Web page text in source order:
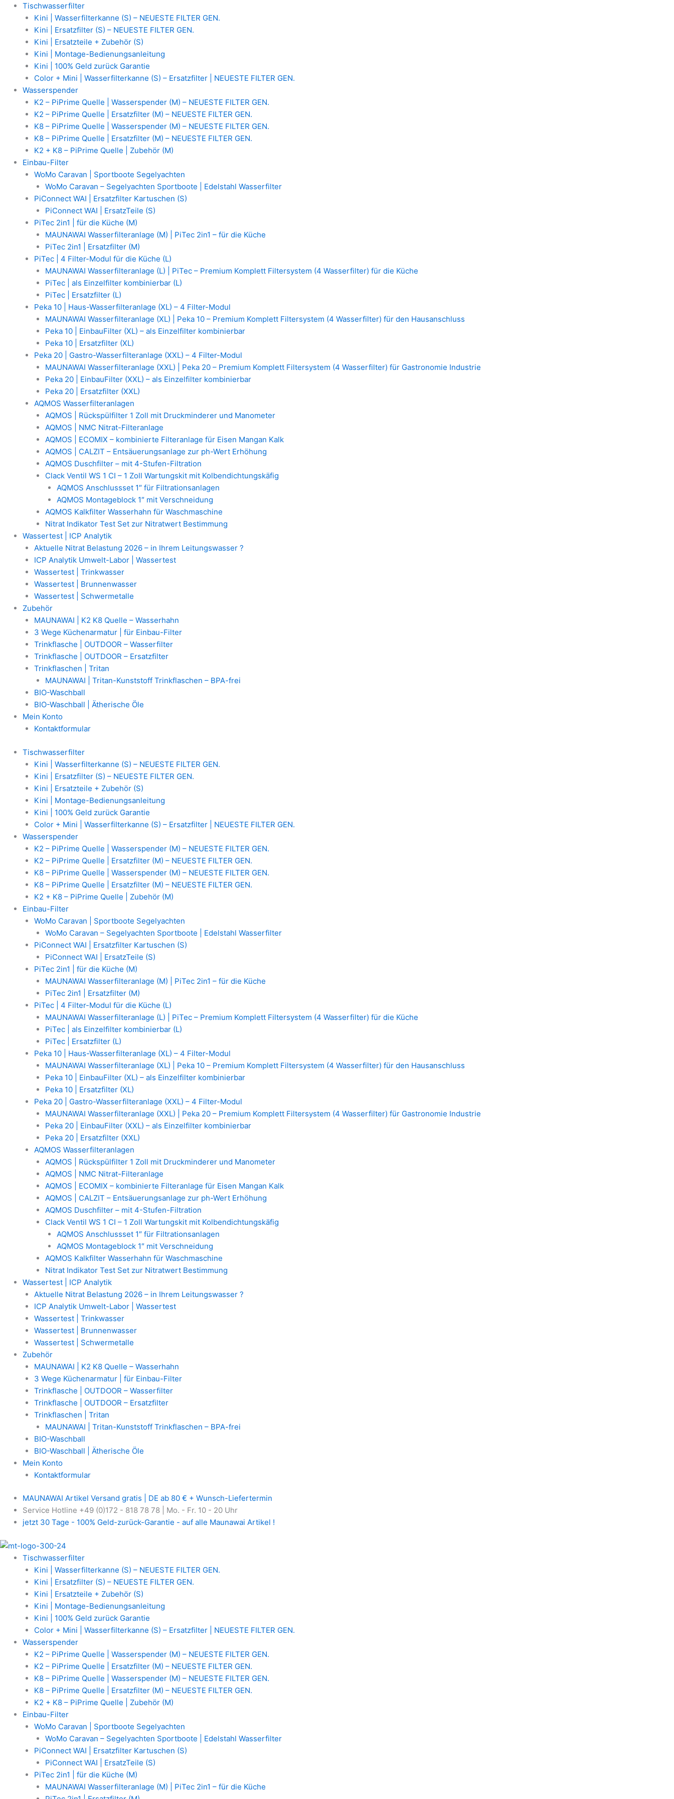
Zum
springen
Tischwasserfilter
Kini | Wasserfilterkanne (S) – NEUESTE FILTER GEN.
Kini | Ersatzfilter (S) – NEUESTE FILTER GEN.
Kini | Ersatzteile + Zubehör (S)
Kini | Montage-Bedienungsanleitung
Kini | 100% Geld zurück Garantie
Color + Mini | Wasserfilterkanne (S) – Ersatzfilter | NEUESTE FILTER GEN.
Wasserspender
K2 – PiPrime Quelle | Wasserspender (M) – NEUESTE FILTER GEN.
K2 – PiPrime Quelle | Ersatzfilter (M) – NEUESTE FILTER GEN.
K8 – PiPrime Quelle | Wasserspender (M) – NEUESTE FILTER GEN.
K8 – PiPrime Quelle | Ersatzfilter (M) – NEUESTE FILTER GEN.
K2 + K8 – PiPrime Quelle | Zubehör (M)
Einbau-Filter
WoMo Caravan | Sportboote Segelyachten
WoMo Caravan – Segelyachten Sportboote | Edelstahl Wasserfilter
PiConnect WAI | Ersatzfilter Kartuschen (S)
PiConnect WAI | ErsatzTeile (S)
PiTec 2in1 | für die Küche (M)
MAUNAWAI Wasserfilteranlage (M) | PiTec 2in1 – für die Küche
PiTec 2in1 | Ersatzfilter (M)
PiTec | 4 Filter-Modul für die Küche (L)
MAUNAWAI Wasserfilteranlage (L) | PiTec – Premium Komplett Filtersystem (4 Wasserfilter) für die Küche
PiTec | als Einzelfilter kombinierbar (L)
PiTec | Ersatzfilter (L)
Peka 10 | Haus-Wasserfilteranlage (XL) – 4 Filter-Modul
MAUNAWAI Wasserfilteranlage (XL) | Peka 10 – Premium Komplett Filtersystem (4 Wasserfilter) für den Hausanschluss
Peka 10 | EinbauFilter (XL) – als Einzelfilter kombinierbar
Peka 10 | Ersatzfilter (XL)
Peka 20 | Gastro-Wasserfilteranlage (XXL) – 4 Filter-Modul
MAUNAWAI Wasserfilteranlage (XXL) | Peka 20 – Premium Komplett Filtersystem (4 Wasserfilter) für Gastronomie Industrie
Peka 20 | EinbauFilter (XXL) – als Einzelfilter kombinierbar
Peka 20 | Ersatzfilter (XXL)
AQMOS Wasserfilteranlagen
AQMOS | Rückspülfilter 1 Zoll mit Druckminderer und Manometer
AQMOS | NMC Nitrat-Filteranlage
AQMOS | ECOMIX – kombinierte Filteranlage für Eisen Mangan Kalk
AQMOS | CALZIT – Entsäuerungsanlage zur ph-Wert Erhöhung
AQMOS Duschfilter – mit 4-Stufen-Filtration
Clack Ventil WS 1 CI – 1 Zoll Wartungskit mit Kolbendichtungskäfig
AQMOS Anschlussset 1″ für Filtrationsanlagen
AQMOS Montageblock 1″ mit Verschneidung
AQMOS Kalkfilter Wasserhahn für Waschmaschine
Nitrat Indikator Test Set zur Nitratwert Bestimmung
Wassertest | ICP Analytik
Aktuelle Nitrat Belastung 2026 – in Ihrem Leitungswasser ?
ICP Analytik Umwelt-Labor | Wassertest
Wassertest | Trinkwasser
Wassertest | Brunnenwasser
Wassertest | Schwermetalle
Zubehör
MAUNAWAI | K2 K8 Quelle – Wasserhahn
3 Wege Küchenarmatur | für Einbau-Filter
Trinkflasche | OUTDOOR – Wasserfilter
Trinkflasche | OUTDOOR – Ersatzfilter
Trinkflaschen | Tritan
MAUNAWAI | Tritan-Kunststoff Trinkflaschen – BPA-frei
BIO-Waschball
BIO-Waschball | Ätherische Öle
Mein Konto
Kontaktformular
Tischwasserfilter
Kini | Wasserfilterkanne (S) – NEUESTE FILTER GEN.
Kini | Ersatzfilter (S) – NEUESTE FILTER GEN.
Kini | Ersatzteile + Zubehör (S)
Kini | Montage-Bedienungsanleitung
Kini | 100% Geld zurück Garantie
Color + Mini | Wasserfilterkanne (S) – Ersatzfilter | NEUESTE FILTER GEN.
Wasserspender
K2 – PiPrime Quelle | Wasserspender (M) – NEUESTE FILTER GEN.
K2 – PiPrime Quelle | Ersatzfilter (M) – NEUESTE FILTER GEN.
K8 – PiPrime Quelle | Wasserspender (M) – NEUESTE FILTER GEN.
K8 – PiPrime Quelle | Ersatzfilter (M) – NEUESTE FILTER GEN.
K2 + K8 – PiPrime Quelle | Zubehör (M)
Einbau-Filter
WoMo Caravan | Sportboote Segelyachten
WoMo Caravan – Segelyachten Sportboote | Edelstahl Wasserfilter
PiConnect WAI | Ersatzfilter Kartuschen (S)
PiConnect WAI | ErsatzTeile (S)
PiTec 2in1 | für die Küche (M)
MAUNAWAI Wasserfilteranlage (M) | PiTec 2in1 – für die Küche
PiTec 2in1 | Ersatzfilter (M)
PiTec | 4 Filter-Modul für die Küche (L)
MAUNAWAI Wasserfilteranlage (L) | PiTec – Premium Komplett Filtersystem (4 Wasserfilter) für die Küche
PiTec | als Einzelfilter kombinierbar (L)
PiTec | Ersatzfilter (L)
Peka 10 | Haus-Wasserfilteranlage (XL) – 4 Filter-Modul
MAUNAWAI Wasserfilteranlage (XL) | Peka 10 – Premium Komplett Filtersystem (4 Wasserfilter) für den Hausanschluss
Peka 10 | EinbauFilter (XL) – als Einzelfilter kombinierbar
Peka 10 | Ersatzfilter (XL)
Peka 20 | Gastro-Wasserfilteranlage (XXL) – 4 Filter-Modul
MAUNAWAI Wasserfilteranlage (XXL) | Peka 20 – Premium Komplett Filtersystem (4 Wasserfilter) für Gastronomie Industrie
Peka 20 | EinbauFilter (XXL) – als Einzelfilter kombinierbar
Peka 20 | Ersatzfilter (XXL)
AQMOS Wasserfilteranlagen
AQMOS | Rückspülfilter 1 Zoll mit Druckminderer und Manometer
AQMOS | NMC Nitrat-Filteranlage
AQMOS | ECOMIX – kombinierte Filteranlage für Eisen Mangan Kalk
AQMOS | CALZIT – Entsäuerungsanlage zur ph-Wert Erhöhung
AQMOS Duschfilter – mit 4-Stufen-Filtration
Clack Ventil WS 1 CI – 1 Zoll Wartungskit mit Kolbendichtungskäfig
AQMOS Anschlussset 1″ für Filtrationsanlagen
AQMOS Montageblock 1″ mit Verschneidung
AQMOS Kalkfilter Wasserhahn für Waschmaschine
Nitrat Indikator Test Set zur Nitratwert Bestimmung
Wassertest | ICP Analytik
Aktuelle Nitrat Belastung 2026 – in Ihrem Leitungswasser ?
ICP Analytik Umwelt-Labor | Wassertest
Wassertest | Trinkwasser
Wassertest | Brunnenwasser
Wassertest | Schwermetalle
Zubehör
MAUNAWAI | K2 K8 Quelle – Wasserhahn
3 Wege Küchenarmatur | für Einbau-Filter
Trinkflasche | OUTDOOR – Wasserfilter
Trinkflasche | OUTDOOR – Ersatzfilter
Trinkflaschen | Tritan
MAUNAWAI | Tritan-Kunststoff Trinkflaschen – BPA-frei
BIO-Waschball
BIO-Waschball | Ätherische Öle
Mein Konto
Kontaktformular
MAUNAWAI Artikel Versand gratis | DE ab 80 € + Wunsch-Liefertermin
Service Hotline +49 (0)172 - 818 78 78 | Mo. - Fr. 10 - 20 Uhr
jetzt 30 Tage - 100% Geld-zurück-Garantie - auf alle Maunawai Artikel !
Tischwasserfilter
Kini | Wasserfilterkanne (S) – NEUESTE FILTER GEN.
Kini | Ersatzfilter (S) – NEUESTE FILTER GEN.
Kini | Ersatzteile + Zubehör (S)
Kini | Montage-Bedienungsanleitung
Kini | 100% Geld zurück Garantie
Color + Mini | Wasserfilterkanne (S) – Ersatzfilter | NEUESTE FILTER GEN.
Wasserspender
K2 – PiPrime Quelle | Wasserspender (M) – NEUESTE FILTER GEN.
K2 – PiPrime Quelle | Ersatzfilter (M) – NEUESTE FILTER GEN.
K8 – PiPrime Quelle | Wasserspender (M) – NEUESTE FILTER GEN.
K8 – PiPrime Quelle | Ersatzfilter (M) – NEUESTE FILTER GEN.
K2 + K8 – PiPrime Quelle | Zubehör (M)
Einbau-Filter
WoMo Caravan | Sportboote Segelyachten
WoMo Caravan – Segelyachten Sportboote | Edelstahl Wasserfilter
PiConnect WAI | Ersatzfilter Kartuschen (S)
PiConnect WAI | ErsatzTeile (S)
PiTec 2in1 | für die Küche (M)
MAUNAWAI Wasserfilteranlage (M) | PiTec 2in1 – für die Küche
Ursprünglicher
Preis
war:
60,00 €
Aktueller
Preis
ist:
58,95 €.
MAUNAWAI
Tischwasserfilter
Wasserfilterkanne
Gehäuse